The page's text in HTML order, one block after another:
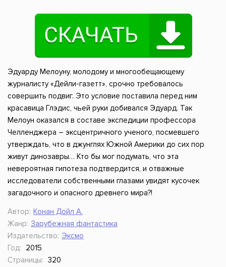
Эдуарду Мелоуну, молодому и многообещающему
журналисту «Дейли-газетт», срочно требовалось
совершить подвиг. Это условие поставила перед ним
красавица Глэдис, чьей руки добивался Эдуард. Так
Мелоун оказался в составе экспедиции профессора
Челленджера – эксцентричного ученого, посмевшего
утверждать, что в джунглях Южной Америки до сих пор
живут динозавры… Кто бы мог подумать, что эта
невероятная гипотеза подтвердится, и отважные
исследователи собственными глазами увидят кусочек
загадочного и опасного древнего мира?!
Автор: Конан Дойл А.
Жанр: Зарубежная фантастика
Издательство: Эксмо
Год:
2015
Страницы: 320